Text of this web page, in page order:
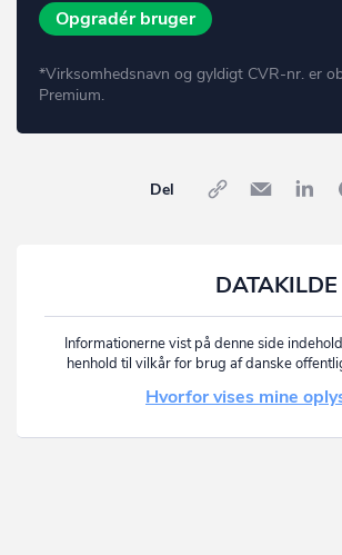
Opgradér bruger
*Virksomhedsnavn og gyldigt CVR-nr. er
Premium.
Del
DATAKILDE
Informationerne vist på denne side
henhold til vilkår for brug af danske
Hvorfor vises mine